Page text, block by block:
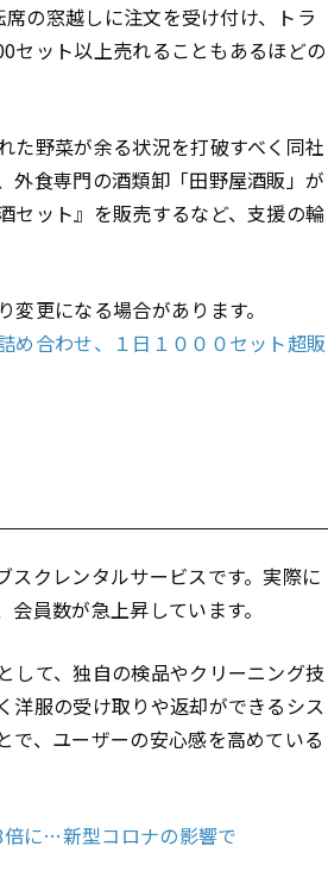
の窓越しに注文を受け付け、トラ
セット以上売れることもあるほどの
た野菜が余る状況を打破すべく同社
外食専門の酒類卸「田野屋酒販」が
セット』を販売するなど、支援の輪
更になる場合があります。
め合わせ、１日１０００セット超販
クレンタルサービスです。実際に
員数が急上昇しています。
して、独自の検品やクリーニング技
洋服の受け取りや返却ができるシス
で、ユーザーの安心感を高めている
に…新型コロナの影響で